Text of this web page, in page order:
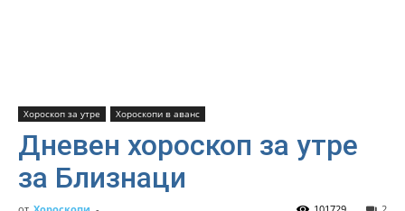
Хороскоп за утре Хороскопи в аванс
Дневен хороскоп за утре
за Близнаци